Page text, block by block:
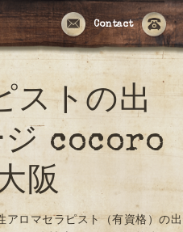
Contact
ストの出
ジ cocoro
阪
ロマセラピスト（有資格）の出